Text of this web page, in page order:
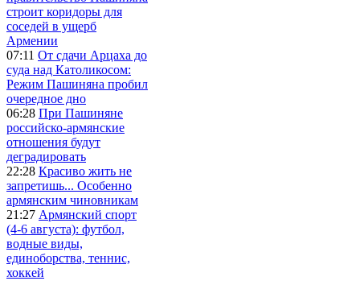
строит коридоры для
соседей в ущерб
Армении
07:11 От сдачи Арцаха до
суда над Католикосом:
Режим Пашиняна пробил
очередное дно
06:28 При Пашиняне
российско-армянские
отношения будут
деградировать
22:28 Красиво жить не
запретишь... Особенно
армянским чиновникам
21:27 Армянский спорт
(4-6 августа): футбол,
водные виды,
единоборства, теннис,
хоккей